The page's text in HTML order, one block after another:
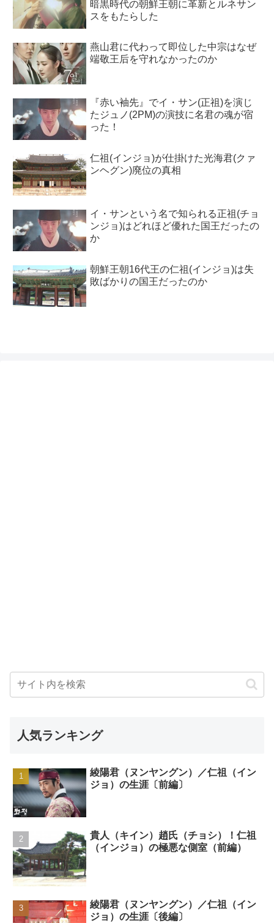
暗黒時代の朝鮮王朝に革新とルネサン
スをもたらした
燕山君に代わって即位した中宗はなぜ
端敬王后を守れなかったのか
『赤い袖先』でイ・サン(正祖)を演じ
たジュノ(2PM)の演技に名君の魂が宿
った！
仁祖(インジョ)が仕掛けた光海君(クァ
ンヘグン)廃位の真相
イ・サンという名で知られる正祖(チョ
ンジョ)はどれほど優れた国王だったの
か
朝鮮王朝16代王の仁祖(インジョ)は失
敗ばかりの国王だったのか
人気ランキング
綾陽君（ヌンヤングン）／仁祖（イン
ジョ）の生涯〔前編〕
貴人（キイン）趙氏（チョシ）！仁祖
（インジョ）の極悪な側室（前編）
綾陽君（ヌンヤングン）／仁祖（イン
ジョ）の生涯〔後編〕